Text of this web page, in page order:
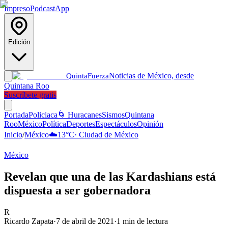
ImpresoPodcastApp
Edición
QuintaFuerzaNoticias de México, desde
Quintana Roo
Suscríbete gratis
PortadaPoliciaca 🌀 HuracanesSismosQuintana
RooMéxicoPolíticaDeportesEspectáculosOpinión
Inicio/México☁️13°C· Ciudad de México
México
Revelan que una de las Kardashians está
dispuesta a ser gobernadora
R
Ricardo Zapata·7 de abril de 2021 ·1 min de lectura